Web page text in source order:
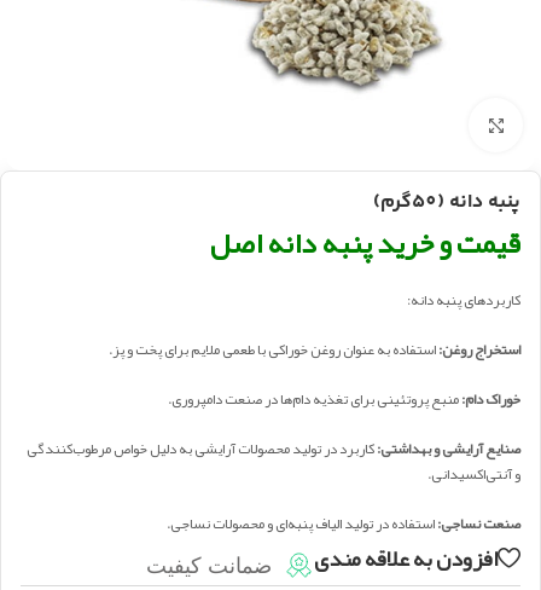
پنبه دانه (50گرم)
قیمت و خرید پنبه دانه اصل
کاربردهای پنبه دانه:
استخراج روغن:استفاده به عنوان روغن خوراکی با طعمی ملایم برای پخت و پز.
خوراک دام:منبع پروتئینی برای تغذیه دام‌ها در صنعت دامپروری.
صنایع آرایشی و بهداشتی:کاربرد در تولید محصولات آرایشی به دلیل خواص مرطوب‌کنندگی
و آنتی‌اکسیدانی.
صنعت نساجی:استفاده در تولید الیاف پنبه‌ای و محصولات نساجی.
افزودن به علاقه مندی ضمانت کیفیت